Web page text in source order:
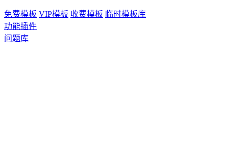
免费模板 VIP模板 收费模板 临时模板库
功能插件
问题库